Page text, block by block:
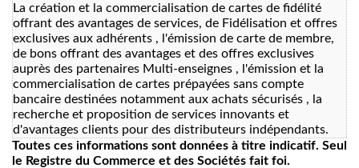
La création et la commercialisation de cartes de fidélité
offrant des avantages de services, de Fidélisation et offres
exclusives aux adhérents , l'émission de carte de membre,
de bons offrant des avantages et des offres exclusives
auprès des partenaires Multi-enseignes , l'émission et la
commercialisation de cartes prépayées sans compte
bancaire destinées notamment aux achats sécurisés , la
recherche et proposition de services innovants et
d'avantages clients pour des distributeurs indépendants.
Toutes ces informations sont données à titre indicatif. Seul
le Registre du Commerce et des Sociétés fait foi.